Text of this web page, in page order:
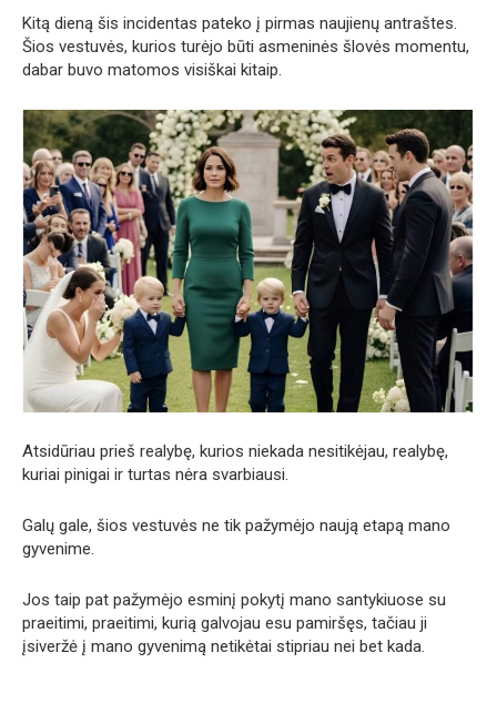
Kitą dieną šis incidentas pateko į pirmas naujienų antraštes.
Šios vestuvės, kurios turėjo būti asmeninės šlovės momentu,
dabar buvo matomos visiškai kitaip.
Atsidūriau prieš realybę, kurios niekada nesitikėjau, realybę,
kuriai pinigai ir turtas nėra svarbiausi.
Galų gale, šios vestuvės ne tik pažymėjo naują etapą mano
gyvenime.
Jos taip pat pažymėjo esminį pokytį mano santykiuose su
praeitimi, praeitimi, kurią galvojau esu pamiršęs, tačiau ji
įsiveržė į mano gyvenimą netikėtai stipriau nei bet kada.